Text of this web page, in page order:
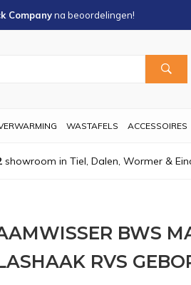
Companyna beoordelingen!
WASTAFELS ACCESSOIRES
showroom in Tiel, Dalen, Wormer &
BWS
RVS